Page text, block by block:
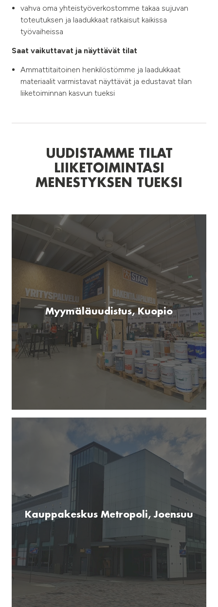
vahva oma yhteistyöverkostomme takaa sujuvan
toteutuksen ja laadukkaat ratkaisut kaikissa
työvaiheissa​
Saat vaikuttavat ja näyttävät tilat​
Ammattitaitoinen henkilöstömme ja laadukkaat
materiaalit varmistavat näyttävät ja edustavat tilan
liiketoiminnan kasvun tueksi
UUDISTAMME TILAT
LIIKETOIMINTASI
MENESTYKSEN TUEKSI
Myymäläuudistus, Kuopio
Kauppakeskus Metropoli, Joensuu